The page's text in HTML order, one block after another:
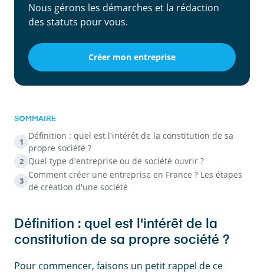
Nous gérons les démarches et la rédaction
des statuts pour vous.
Créer mon entreprise
SOMMAIRE
1
Définition : quel est l'intérêt de la constitution de sa
propre société ?
2 Quel type d'entreprise ou de société ouvrir ?
3
Comment créer une entreprise en France ? Les étapes
de création d'une société
Définition : quel est l'intérêt de la
constitution de sa propre société ?
Pour commencer, faisons un petit rappel de ce